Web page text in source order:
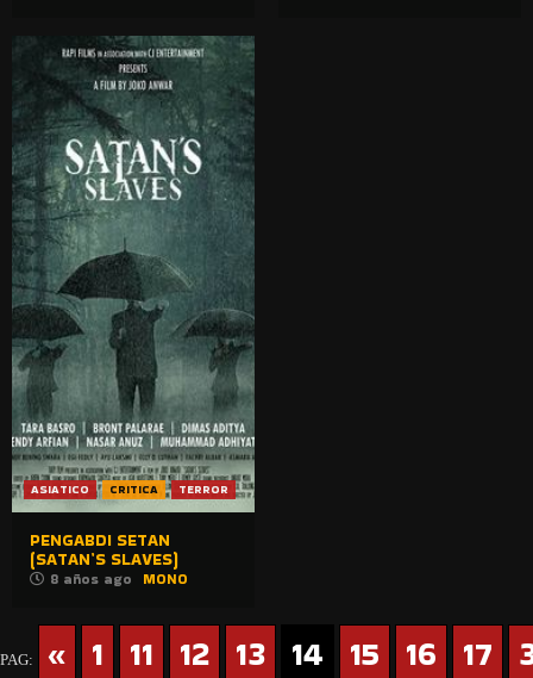
ASIATICO CRITICA TERROR
PENGABDI SETAN
(SATAN’S SLAVES)
8 años ago MONO
PAG: « 1 11 12 13 14 15 16 17